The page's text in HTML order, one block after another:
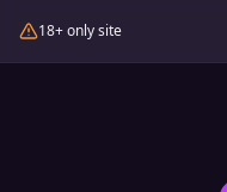
18+ only site